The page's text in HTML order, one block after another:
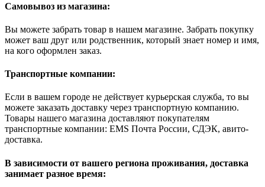
Самовывоз из магазина:
Вы можете забрать товар в нашем магазине. Забрать покупку
может ваш друг или родственник, который знает номер и имя,
на кого оформлен заказ.
Транспортные компании:
Если в вашем городе не действует курьерская служба, то вы
можете заказать доставку через транспортную компанию.
Товары нашего магазина доставляют покупателям
транспортные компании: EMS Почта России, СДЭК, авито-
доставка.
В зависимости от вашего региона проживания, доставка
занимает разное время: